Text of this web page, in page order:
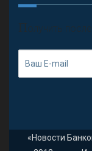
П олучить
«Новости